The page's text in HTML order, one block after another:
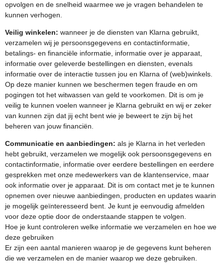
opvolgen en de snelheid waarmee we je vragen behandelen te
kunnen verhogen.
Veilig winkelen: wanneer je de diensten van Klarna gebruikt,
verzamelen wij je persoonsgegevens en contactinformatie,
betalings- en financiële informatie, informatie over je apparaat,
informatie over geleverde bestellingen en diensten, evenals
informatie over de interactie tussen jou en Klarna of (web)winkels.
Op deze manier kunnen we beschermen tegen fraude en om
pogingen tot het witwassen van geld te voorkomen. Dit is om je
veilig te kunnen voelen wanneer je Klarna gebruikt en wij er zeker
van kunnen zijn dat jij echt bent wie je beweert te zijn bij het
beheren van jouw financiën.
Communicatie en aanbiedingen: als je Klarna in het verleden
hebt gebruikt, verzamelen we mogelijk ook persoonsgegevens en
contactinformatie, informatie over eerdere bestellingen en eerdere
gesprekken met onze medewerkers van de klantenservice, maar
ook informatie over je apparaat. Dit is om contact met je te kunnen
opnemen over nieuwe aanbiedingen, producten en updates waarin
je mogelijk geïnteresseerd bent. Je kunt je eenvoudig afmelden
voor deze optie door de onderstaande stappen te volgen.
Hoe je kunt controleren welke informatie we verzamelen en hoe we
deze gebruiken
Er zijn een aantal manieren waarop je de gegevens kunt beheren
die we verzamelen en de manier waarop we deze gebruiken.